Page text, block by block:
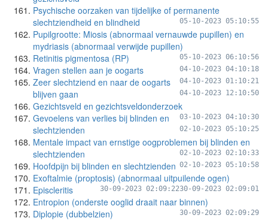
Psychische oorzaken van tijdelijke of permanente
slechtziendheid en blindheid
05-10-2023 05:10:55
Pupilgrootte: Miosis (abnormaal vernauwde pupillen) en
mydriasis (abnormaal verwijde pupillen)
05-10-2023 06:10:56
Retinitis pigmentosa (RP)
04-10-2023 04:10:18
Vragen stellen aan je oogarts
04-10-2023 01:10:21
Zeer slechtziend en naar de oogarts
blijven gaan
04-10-2023 12:10:50
Gezichtsveld en gezichtsveldonderzoek
03-10-2023 04:10:30
Gevoelens van verlies bij blinden en
slechtzienden
02-10-2023 05:10:25
Mentale impact van ernstige oogproblemen bij blinden en
slechtzienden
02-10-2023 02:10:33
Hoofdpijn bij blinden en slechtzienden 02-10-2023 05:10:58
Exoftalmie (proptosis) (abnormaal uitpuilende ogen)
30-09-2023 02:09:01
Episcleritis 30-09-2023 02:09:22
Entropion (onderste ooglid draait naar binnen)
30-09-2023 02:09:29
Diplopie (dubbelzien)